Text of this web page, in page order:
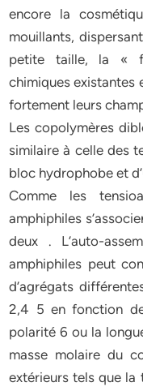
encore la
mouillants,
petite taille, la «
chimiques existantes
fortement leurs
Les copolymères
similaire à celle des
bloc hydrophobe et
Comme les
amphiphiles
deux . L’auto-
amphiphiles peut
d’agrégats
2,4 5 en fonction
polarité 6 ou la
masse molaire du
extérieurs tels que la